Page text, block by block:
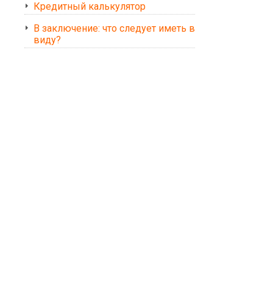
Кредитный калькулятор
В заключение: что следует иметь в
виду?